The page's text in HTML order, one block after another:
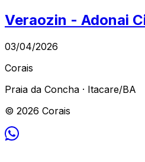
Veraozin - Adonai
03/04/2026
Corais
Praia da Concha · Itacare/BA
© 2026 Corais